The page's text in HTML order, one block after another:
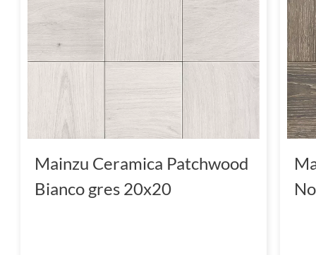
Mainzu Ceramica Patchwood
Bianco gres 20x20